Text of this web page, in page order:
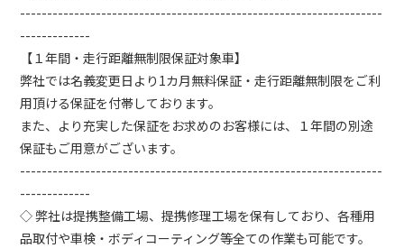
-------------------------------------------------------------------
-------------
【１年間・走行距離無制限保証対象車】
弊社では名義変更日より1カ月無料保証・走行距離無制限をご利
用頂ける保証を付帯しております。
また、より充実した保証をお求めのお客様には、１年間の別途
保証もご用意がございます。
-------------------------------------------------------------------
-------------
◇ 弊社は提携整備工場、提携修理工場を保有しており、各種用
品取付や車検・ボディコーティング等全ての作業も可能です。